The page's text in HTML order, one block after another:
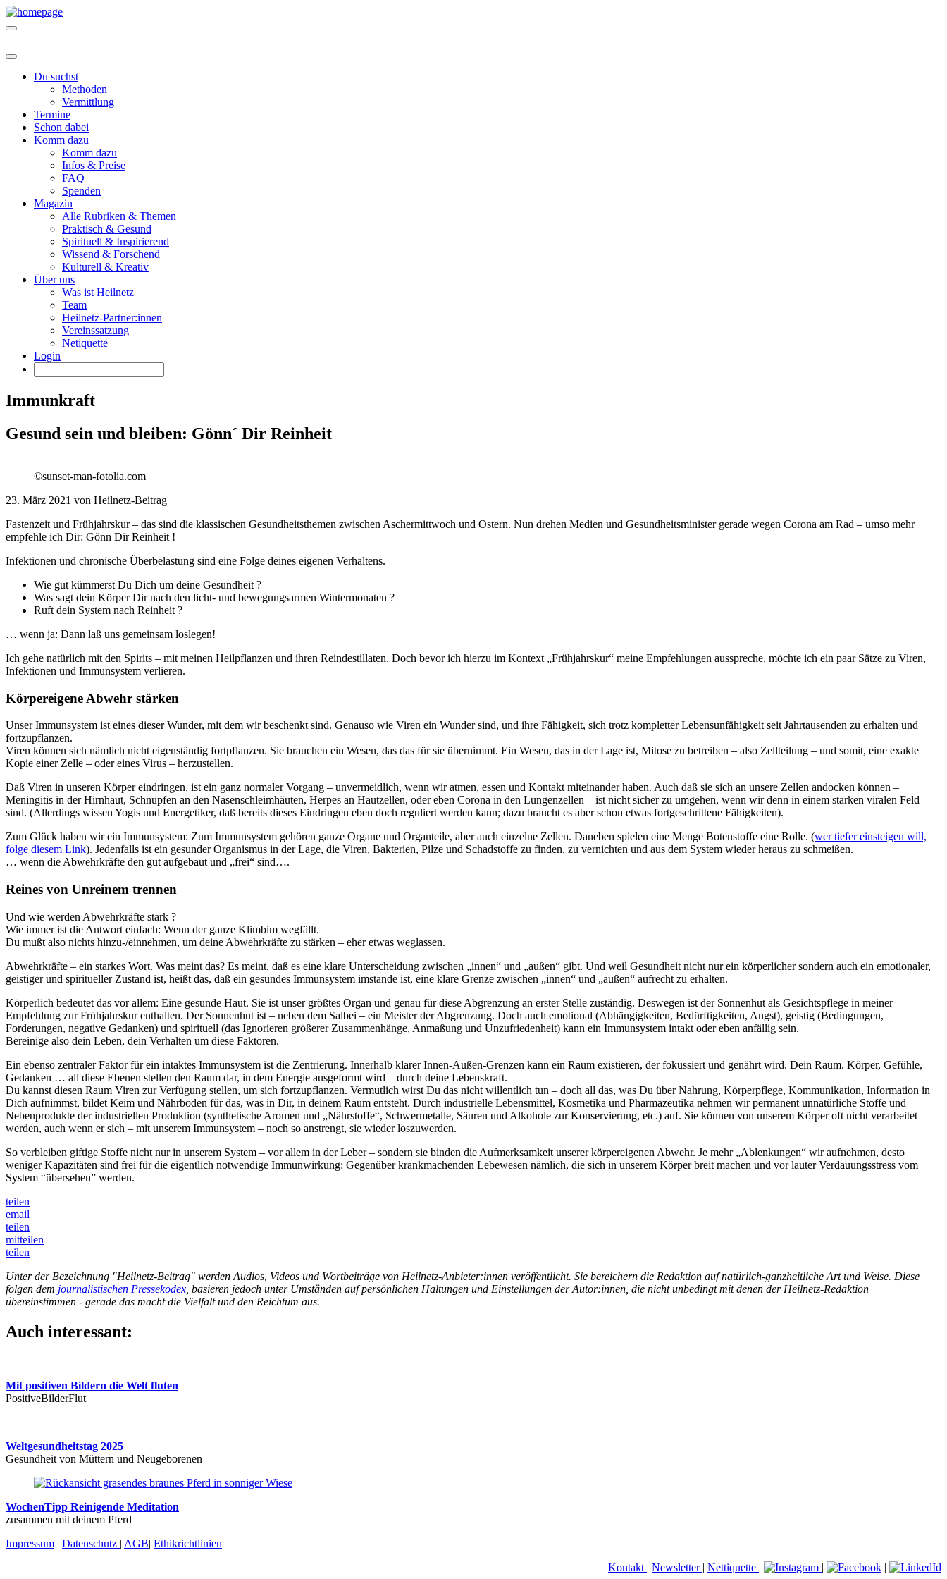
Du suchst
Methoden
Vermittlung
Termine
Schon dabei
Komm dazu
Komm dazu
Infos & Preise
FAQ
Spenden
Magazin
Alle Rubriken & Themen
Praktisch & Gesund
Spirituell & Inspirierend
Wissend & Forschend
Kulturell & Kreativ
Über uns
Was ist Heilnetz
Team
Heilnetz-Partner:innen
Vereinssatzung
Netiquette
Login
Immunkraft
Gesund sein und bleiben: Gönn´ Dir Reinheit
©sunset-man-fotolia.com
23. März 2021 von Heilnetz-Beitrag
Fastenzeit und Frühjahrskur – das sind die klassischen Gesundheitsthemen zwischen Aschermittwoch und Ostern. Nun drehen Medien und Gesundheitsminister gerade wegen Corona am Rad – umso mehr
empfehle ich Dir: Gönn Dir Reinheit !
Infektionen und chronische Überbelastung sind eine Folge deines eigenen Verhaltens.
Wie gut kümmerst Du Dich um deine Gesundheit ?
Was sagt dein Körper Dir nach den licht- und bewegungsarmen Wintermonaten ?
Ruft dein System nach Reinheit ?
… wenn ja: Dann laß uns gemeinsam loslegen!
Ich gehe natürlich mit den Spirits – mit meinen Heilpflanzen und ihren Reindestillaten. Doch bevor ich hierzu im Kontext „Frühjahrskur“ meine Empfehlungen ausspreche, möchte ich ein paar Sätze zu Viren,
Infektionen und Immunsystem verlieren.
Körpereigene Abwehr stärken
Unser Immunsystem ist eines dieser Wunder, mit dem wir beschenkt sind. Genauso wie Viren ein Wunder sind, und ihre Fähigkeit, sich trotz kompletter Lebensunfähigkeit seit Jahrtausenden zu erhalten und
fortzupflanzen.
Viren können sich nämlich nicht eigenständig fortpflanzen. Sie brauchen ein Wesen, das das für sie übernimmt. Ein Wesen, das in der Lage ist, Mitose zu betreiben – also Zellteilung – und somit, eine exakte
Kopie einer Zelle – oder eines Virus – herzustellen.
Daß Viren in unseren Körper eindringen, ist ein ganz normaler Vorgang – unvermeidlich, wenn wir atmen, essen und Kontakt miteinander haben. Auch daß sie sich an unsere Zellen andocken können –
Meningitis in der Hirnhaut, Schnupfen an den Nasenschleimhäuten, Herpes an Hautzellen, oder eben Corona in den Lungenzellen – ist nicht sicher zu umgehen, wenn wir denn in einem starken viralen Feld
sind. (Allerdings wissen Yogis und Energetiker, daß bereits dieses Eindringen eben doch reguliert werden kann; dazu braucht es aber schon etwas fortgeschrittene Fähigkeiten).
Zum Glück haben wir ein Immunsystem: Zum Immunsystem gehören ganze Organe und Organteile, aber auch einzelne Zellen. Daneben spielen eine Menge Botenstoffe eine Rolle. (wer tiefer einsteigen will,
folge diesem Link). Jedenfalls ist ein gesunder Organismus in der Lage, die Viren, Bakterien, Pilze und Schadstoffe zu finden, zu vernichten und aus dem System wieder heraus zu schmeißen.
… wenn die Abwehrkräfte den gut aufgebaut und „frei“ sind….
Reines von Unreinem trennen
Und wie werden Abwehrkräfte stark ?
Wie immer ist die Antwort einfach: Wenn der ganze Klimbim wegfällt.
Du mußt also nichts hinzu-/einnehmen, um deine Abwehrkräfte zu stärken – eher etwas weglassen.
Abwehrkräfte – ein starkes Wort. Was meint das? Es meint, daß es eine klare Unterscheidung zwischen „innen“ und „außen“ gibt. Und weil Gesundheit nicht nur ein körperlicher sondern auch ein emotionaler,
geistiger und spiritueller Zustand ist, heißt das, daß ein gesundes Immunsystem imstande ist, eine klare Grenze zwischen „innen“ und „außen“ aufrecht zu erhalten.
Körperlich bedeutet das vor allem: Eine gesunde Haut. Sie ist unser größtes Organ und genau für diese Abgrenzung an erster Stelle zuständig. Deswegen ist der Sonnenhut als Gesichtspflege in meiner
Empfehlung zur Frühjahrskur enthalten. Der Sonnenhut ist – neben dem Salbei – ein Meister der Abgrenzung. Doch auch emotional (Abhängigkeiten, Bedürftigkeiten, Angst), geistig (Bedingungen,
Forderungen, negative Gedanken) und spirituell (das Ignorieren größerer Zusammenhänge, Anmaßung und Unzufriedenheit) kann ein Immunsystem intakt oder eben anfällig sein.
Bereinige also dein Leben, dein Verhalten um diese Faktoren.
Ein ebenso zentraler Faktor für ein intaktes Immunsystem ist die Zentrierung. Innerhalb klarer Innen-Außen-Grenzen kann ein Raum existieren, der fokussiert und genährt wird. Dein Raum. Körper, Gefühle,
Gedanken … all diese Ebenen stellen den Raum dar, in dem Energie ausgeformt wird – durch deine Lebenskraft.
Du kannst diesen Raum Viren zur Verfügung stellen, um sich fortzupflanzen. Vermutlich wirst Du das nicht willentlich tun – doch all das, was Du über Nahrung, Körperpflege, Kommunikation, Information in
Dich aufnimmst, bildet Keim und Nährboden für das, was in Dir, in deinem Raum entsteht. Durch industrielle Lebensmittel, Kosmetika und Pharmazeutika nehmen wir permanent unnatürliche Stoffe und
Nebenprodukte der industriellen Produktion (synthetische Aromen und „Nährstoffe“, Schwermetalle, Säuren und Alkohole zur Konservierung, etc.) auf. Sie können von unserem Körper oft nicht verarbeitet
werden, auch wenn er sich – mit unserem Immunsystem – noch so anstrengt, sie wieder loszuwerden.
So verbleiben giftige Stoffe nicht nur in unserem System – vor allem in der Leber – sondern sie binden die Aufmerksamkeit unserer körpereigenen Abwehr. Je mehr „Ablenkungen“ wir aufnehmen, desto
weniger Kapazitäten sind frei für die eigentlich notwendige Immunwirkung: Gegenüber krankmachenden Lebewesen nämlich, die sich in unserem Körper breit machen und vor lauter Verdauungsstress vom
System “übersehen” werden.
teilen
email
teilen
mitteilen
teilen
Unter der Bezeichnung "Heilnetz-Beitrag" werden Audios, Videos und Wortbeiträge von Heilnetz-Anbieter:innen veröffentlicht. Sie bereichern die Redaktion auf natürlich-ganzheitliche Art und Weise. Diese
folgen dem journalistischen Pressekodex , basieren jedoch unter Umständen auf persönlichen Haltungen und Einstellungen der Autor:innen, die nicht unbedingt mit denen der Heilnetz-Redaktion
übereinstimmen - gerade das macht die Vielfalt und den Reichtum aus.
Auch interessant:
Mit positiven Bildern die Welt fluten
PositiveBilderFlut
Weltgesundheitstag 2025
Gesundheit von Müttern und Neugeborenen
WochenTipp Reinigende Meditation
zusammen mit deinem Pferd
Impressum | Datenschutz | AGB| Ethikrichtlinien
Kontakt | Newsletter | Nettiquette | | |